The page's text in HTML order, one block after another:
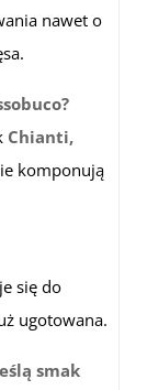
nawet o
Chianti,
komponują
się do
ugotowana.
smak